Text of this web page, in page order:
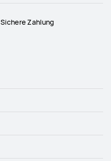
Sichere Zahlung